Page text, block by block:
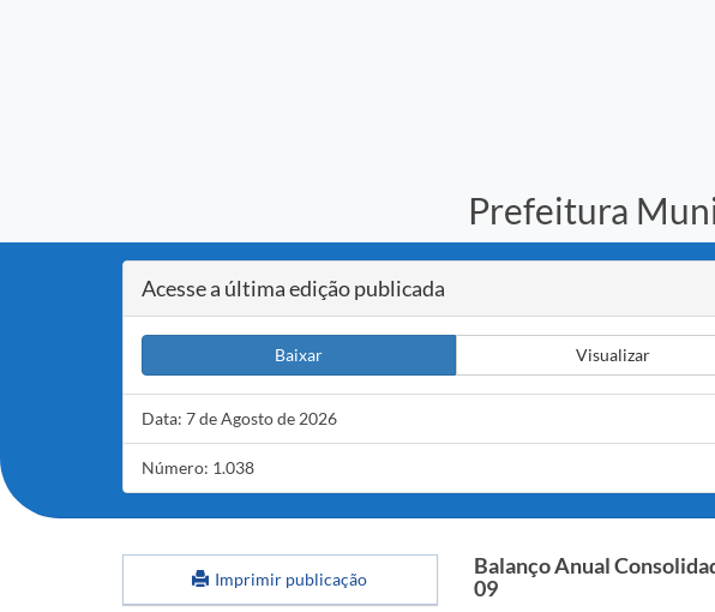
Prefeitura
Acesse a última edição publicada
Baixar Visualizar
Data: 7 de Agosto de 2026
Número: 1.038
Imprimir publicação
Balanço Anual
09